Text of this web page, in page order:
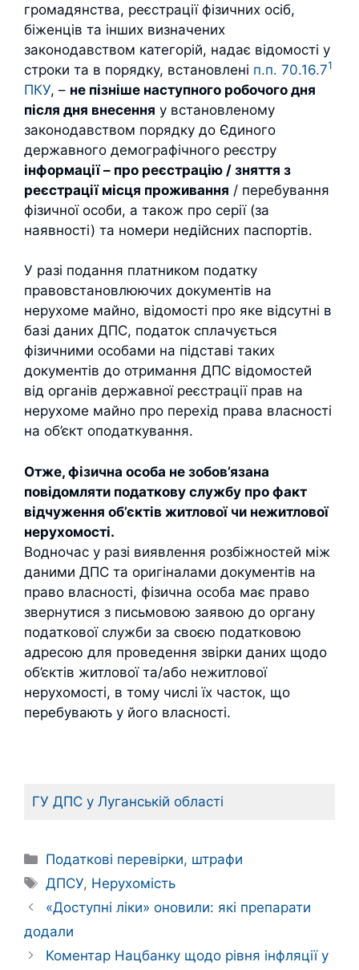
громадянства, реєстрації фізичних осіб,
біженців та інших визначених
законодавством категорій, надає відомості у
строки та в порядку, встановлені п.п. 70.16.71
ПКУ, – не пізніше наступного робочого дня
після дня внесення у встановленому
законодавством порядку до Єдиного
державного демографічного реєстру
інформації – про реєстрацію / зняття з
реєстрації місця проживання / перебування
фізичної особи, а також про серії (за
наявності) та номери недійсних паспортів.
У разі подання платником податку
правовстановлюючих документів на
нерухоме майно, відомості про яке відсутні в
базі даних ДПС, податок сплачується
фізичними особами на підставі таких
документів до отримання ДПС відомостей
від органів державної реєстрації прав на
нерухоме майно про перехід права власності
на об’єкт оподаткування.
Отже, фізична особа не зобов’язана
повідомляти податкову службу про факт
відчуження об’єктів житлової чи нежитлової
нерухомості.
Водночас у разі виявлення розбіжностей між
даними ДПС та оригіналами документів на
право власності, фізична особа має право
звернутися з письмовою заявою до органу
податкової служби за своєю податковою
адресою для проведення звірки даних щодо
об’єктів житлової та/або нежитлової
нерухомості, в тому числі їх часток, що
перебувають у його власності.
ГУ ДПС у Луганській області
Категорії
Податкові перевірки, штрафи
Позначки
ДПСУ, Нерухомість
«Доступні ліки» оновили: які препарати
додали
Коментар Нацбанку щодо рівня інфляції у